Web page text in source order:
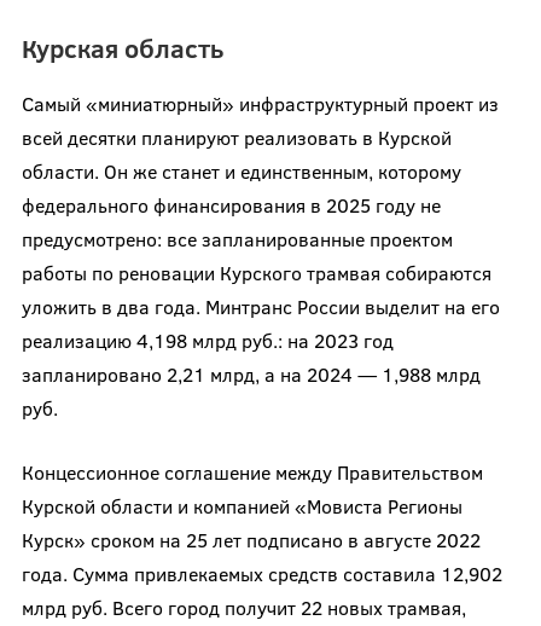
Курская область
Самый «миниатюрный» инфраструктурный проект из
всей десятки планируют реализовать в Курской
области. Он же станет и единственным, которому
федерального финансирования в 2025 году не
предусмотрено: все запланированные проектом
работы по реновации Курского трамвая собираются
уложить в два года. Минтранс России выделит на его
реализацию 4,198 млрд руб.: на 2023 год
запланировано 2,21 млрд, а на 2024 — 1,988 млрд
руб.
Концессионное соглашение между Правительством
Курской области и компанией «Мовиста Регионы
Курск» сроком на 25 лет подписано в августе 2022
года. Сумма привлекаемых средств составила 12,902
млрд руб. Всего город получит 22 новых трамвая,